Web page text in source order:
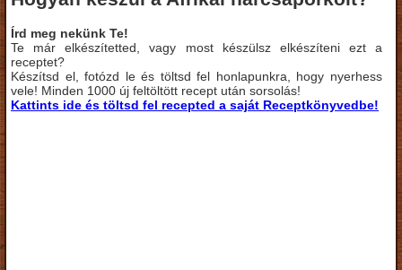
Írd meg nekünk Te!
Te már elkészítetted, vagy most készülsz elkészíteni ezt a
receptet?
Készítsd el, fotózd le és töltsd fel honlapunkra, hogy nyerhess
vele! Minden 1000 új feltöltött recept után sorsolás!
Kattints ide és töltsd fel recepted a saját Receptkönyvedbe!